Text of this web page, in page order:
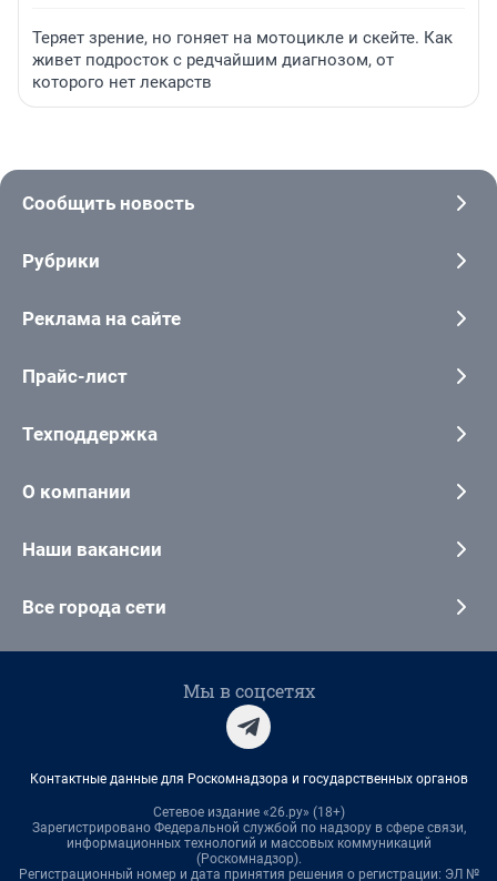
Теряет зрение, но гоняет на мотоцикле и скейте. Как
живет подросток с редчайшим диагнозом, от
которого нет лекарств
Сообщить новость
Рубрики
Реклама на сайте
Прайс-лист
Техподдержка
О компании
Наши вакансии
Все города сети
Мы в соцсетях
Контактные данные для Роскомнадзора и государственных органов
Сетевое издание «26.ру» (18+)
Зарегистрировано Федеральной службой по надзору в сфере связи,
информационных технологий и массовых коммуникаций
(Роскомнадзор).
Регистрационный номер и дата принятия решения о регистрации: ЭЛ №